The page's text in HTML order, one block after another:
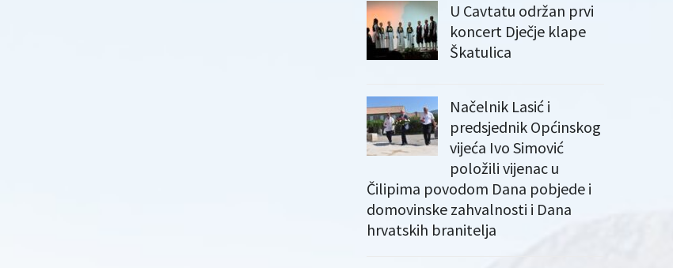
U Cavtatu održan prvi
koncert Dječje klape
Škatulica
Načelnik Lasić i
predsjednik Općinskog
vijeća Ivo Simović
položili vijenac u
Čilipima povodom Dana pobjede i
domovinske zahvalnosti i Dana
hrvatskih branitelja